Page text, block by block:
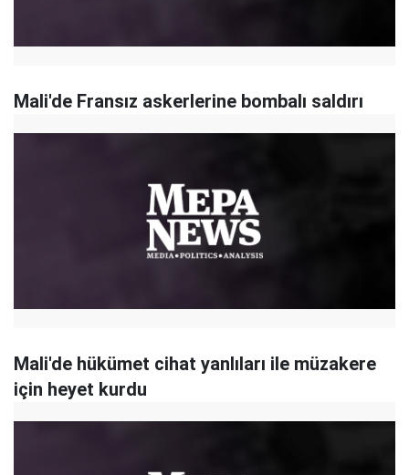
Mali'de Fransız askerlerine bombalı saldırı
Mali'de hükümet cihat yanlıları ile müzakere
için heyet kurdu